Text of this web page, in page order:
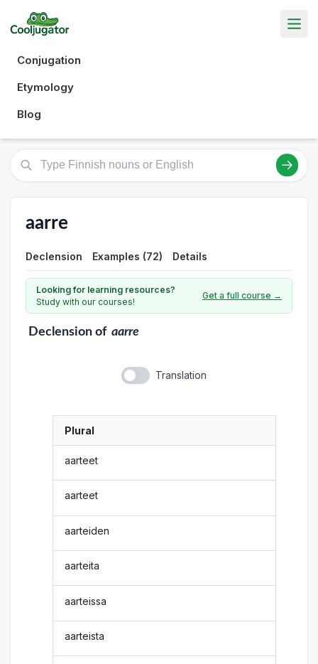
Conjugation
Etymology
Blog
aarre
Declension Examples (72) Details
Looking for learning resources?
Study with our courses!
Get a full course →
Declensionof aarre
Translation
Plural
aarteet
aarteet
aarteiden
aarteita
aarteissa
aarteista